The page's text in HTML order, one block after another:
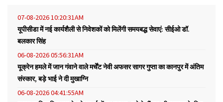
07-08-2026 10:20:31AM
यूपीसीडा में नई कार्यशैली से निवेशकों को मिलेंगी समयबद्ध सेवाएं: सीईओ डॉ.
बलकार सिंह
06-08-2026 05:56:31AM
यूक्रेन हमले में जान गंवाने वाले मर्चेंट नेवी अफसर सागर गुप्ता का कानपुर में अंतिम
संस्कार, बड़े भाई ने दी मुखाग्नि
06-08-2026 04:41:55AM